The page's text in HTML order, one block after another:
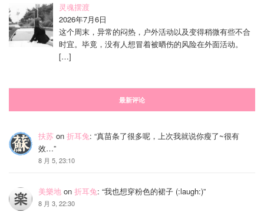
灵魂摆渡
2026年7月6日
这个周末，异常的闷热，户外活动以及变得稍微有些不合
时宜。毕竟，没有人想冒着被晒伤的风险在外面活动。
[…]
最新评论
扶苏 on 折耳兔: “真苗条了很多呢，上次我就说你瘦了~很有
效…”
8 月 5, 23:10
美樂地 on 折耳兔: “我也想穿粉色的裙子 (:laugh:)”
8 月 3, 22:30